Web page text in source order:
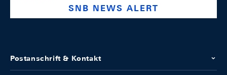
SNB NEWS ALERT
Postanschrift & Kontakt